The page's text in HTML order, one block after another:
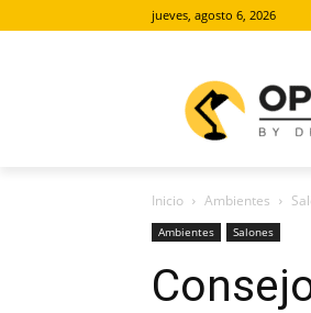
jueves, agosto 6, 2026
Inicio Ambientes
Ambientes Salones